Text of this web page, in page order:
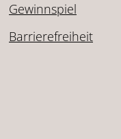
Gewinnspiel
Barrierefreiheit